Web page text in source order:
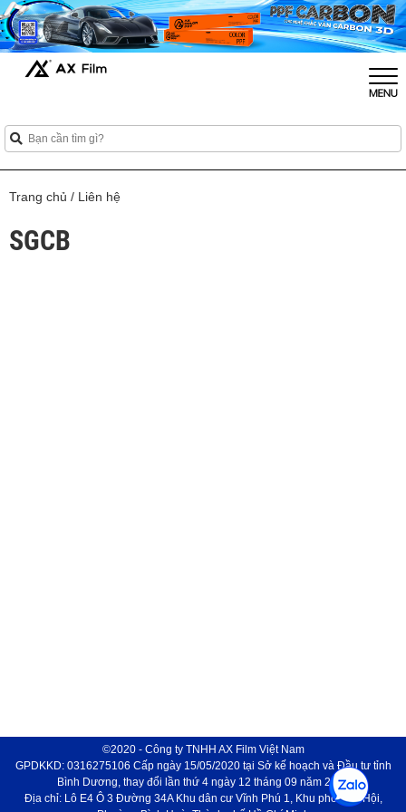
Trang chủ / Liên hệ
SGCB
©2020 - Công ty TNHH AX Film Việt Nam
GPDKKD: 0316275106 Cấp ngày 15/05/2020 tại Sở kế hoạch và Đầu tư tỉnh
Bình Dương, thay đổi lần thứ 4 ngày 12 tháng 09 năm 2024
Địa chỉ: Lô E4 Ô 3 Đường 34A Khu dân cư Vĩnh Phú 1, Khu phố Phú Hội,